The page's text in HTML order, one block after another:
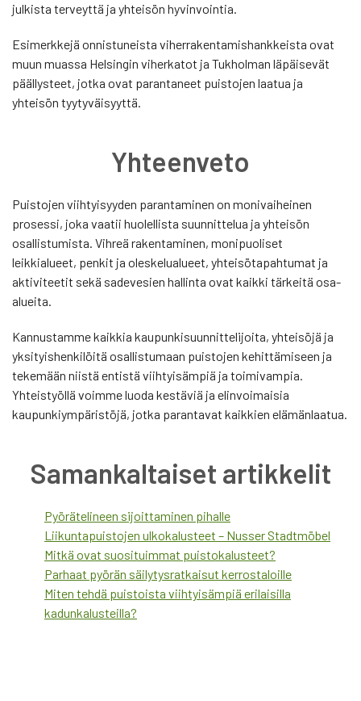
julkista terveyttä ja yhteisön hyvinvointia.
Esimerkkejä onnistuneista viherrakentamishankkeista ovat
muun muassa Helsingin viherkatot ja Tukholman läpäisevät
päällysteet, jotka ovat parantaneet puistojen laatua ja
yhteisön tyytyväisyyttä.
Yhteenveto
Puistojen viihtyisyyden parantaminen on monivaiheinen
prosessi, joka vaatii huolellista suunnittelua ja yhteisön
osallistumista. Vihreä rakentaminen, monipuoliset
leikkialueet, penkit ja oleskelualueet, yhteisötapahtumat ja
aktiviteetit sekä sadevesien hallinta ovat kaikki tärkeitä osa-
alueita.
Kannustamme kaikkia kaupunkisuunnittelijoita, yhteisöjä ja
yksityishenkilöitä osallistumaan puistojen kehittämiseen ja
tekemään niistä entistä viihtyisämpiä ja toimivampia.
Yhteistyöllä voimme luoda kestäviä ja elinvoimaisia
kaupunkiympäristöjä, jotka parantavat kaikkien elämänlaatua.
Samankaltaiset artikkelit
Pyörätelineen sijoittaminen pihalle
Liikuntapuistojen ulkokalusteet – Nusser Stadtmöbel
Mitkä ovat suosituimmat puistokalusteet?
Parhaat pyörän säilytysratkaisut kerrostaloille
Miten tehdä puistoista viihtyisämpiä erilaisilla
kadunkalusteilla?